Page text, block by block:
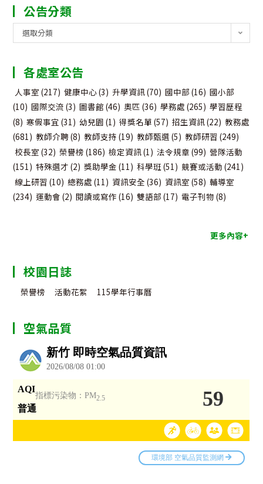
公告分類
告
類
選取分類
各處室公告
人事室 (217) 健康中心(3) 升學資訊(70) 國中部 (16) 國小部
(10) 國際交流 (3) 圖書館 (46) 奧匹 (36) 學務處 (265) 學習歷程
(8) 寒假事宜 (31) 幼兒園 (1) 得獎名單 (57) 招生資訊(22) 教務處
(681) 教師介聘(8) 教師支持 (19) 教師甄選 (5) 教師研習 (249)
校長室 (32) 榮譽榜 (186) 檢定資訊(1) 法令規章 (99) 營隊活動
(151) 特殊選才 (2) 獎助學金 (11) 科學班(51) 競賽或活動 (241)
線上研習 (10) 總務處 (11) 資訊安全 (36) 資訊室 (58) 輔導室
(234) 運動會 (2) 閱讀或寫作 (16) 雙語部 (17) 電子刊物 (8)
更多內容+
校園日誌
榮譽榜 活動花絮 115學年行事曆
空氣品質